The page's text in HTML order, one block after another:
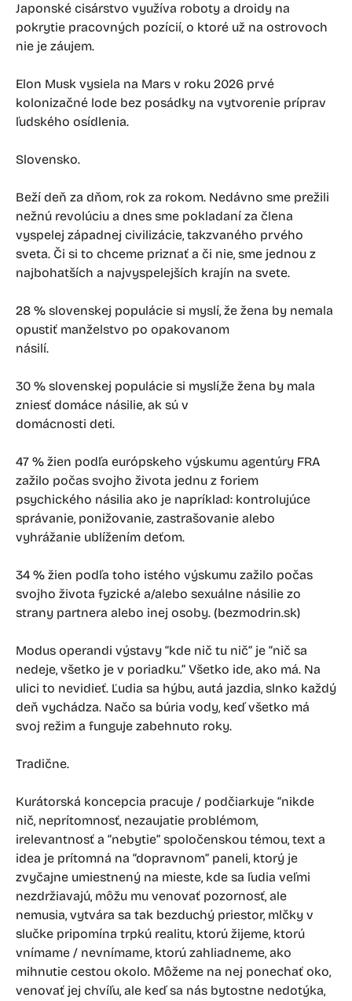
Japonské cisárstvo využíva roboty a droidy na
pokrytie pracovných pozícií, o ktoré už na ostrovoch
nie je záujem.
Elon Musk vysiela na Mars v roku 2026 prvé
kolonizačné lode bez posádky na vytvorenie príprav
ľudského osídlenia.
Slovensko.
Beží deň za dňom, rok za rokom. Nedávno sme prežili
nežnú revolúciu a dnes sme pokladaní za člena
vyspelej západnej civilizácie, takzvaného prvého
sveta. Či si to chceme priznať a či nie, sme jednou z
najbohatších a najvyspelejších krajín na svete.
28 % slovenskej populácie si myslí, že žena by nemala
opustiť manželstvo po opakovanom
násilí.
30 % slovenskej populácie si myslí,že žena by mala
zniesť domáce násilie, ak sú v
domácnosti deti.
47 % žien podľa európskeho výskumu agentúry FRA
zažilo počas svojho života jednu z foriem
psychického násilia ako je napríklad: kontrolujúce
správanie, ponižovanie, zastrašovanie alebo
vyhrážanie ublížením deťom.
34 % žien podľa toho istého výskumu zažilo počas
svojho života fyzické a/alebo sexuálne násilie zo
strany partnera alebo inej osoby. (bezmodrin.sk)
Modus operandi výstavy “kde nič tu nič” je “nič sa
nedeje, všetko je v poriadku.” Všetko ide, ako má. Na
ulici to nevidieť. Ľudia sa hýbu, autá jazdia, slnko každý
deň vychádza. Načo sa búria vody, keď všetko má
svoj režim a funguje zabehnuto roky.
Tradične.
Kurátorská koncepcia pracuje / podčiarkuje “nikde
nič, neprítomnosť, nezaujatie problémom,
irelevantnosť a “nebytie” spoločenskou témou, text a
idea je prítomná na “dopravnom” paneli, ktorý je
zvyčajne umiestnený na mieste, kde sa ľudia veľmi
nezdržiavajú, môžu mu venovať pozornosť, ale
nemusia, vytvára sa tak bezduchý priestor, mlčky v
slučke pripomína trpkú realitu, ktorú žijeme, ktorú
vnímame / nevnímame, ktorú zahliadneme, ako
mihnutie cestou okolo. Môžeme na nej ponechať oko,
venovať jej chvíľu, ale keď sa nás bytostne nedotýka,